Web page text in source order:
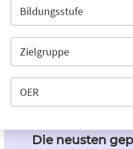
Die neusten